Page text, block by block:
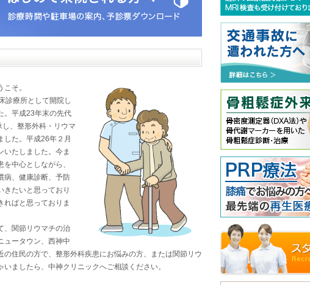
そ。
診療所として開院し
。平成23年末の先代
、整形外科・リウマ
した。平成26年２月
いたしました。今ま
中心としながら、
病、健康診断、予防
きたいと思っており
ればと思っておりま
、関節リウマチの治
ュータウン、西神中
住民の方で、整形外科疾患にお悩みの方、または関節リウ
ましたら、中神クリニックへご相談ください。